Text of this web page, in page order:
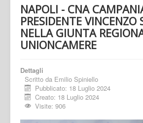
NAPOLI - CNA
PRESIDENTE VINCENZO
NELLA GIUNTA
UNIONCAMERE
Dettagli
Scritto da Emilio Spiniello
Pubblicato: 18 Luglio 2024
Creato: 18 Luglio 2024
Visite: 906